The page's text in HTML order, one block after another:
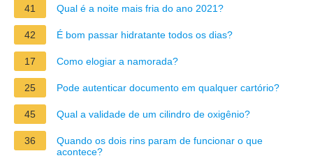
41 Qual é a noite mais fria do ano 2021?
42 É bom passar hidratante todos os dias?
17 Como elogiar a namorada?
25 Pode autenticar documento em qualquer cartório?
45 Qual a validade de um cilindro de oxigênio?
36
Quando os dois rins param de funcionar o que
acontece?